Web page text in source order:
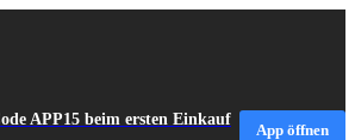
APP15 beim ersten Einkauf
App öffnen